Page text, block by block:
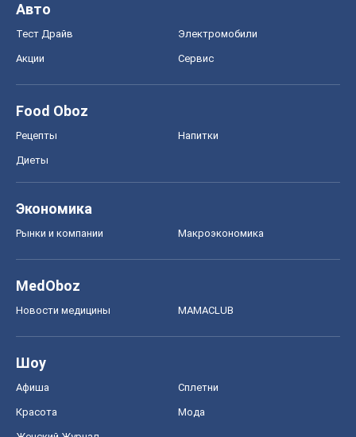
Авто
Тест Драйв Электромобили
Акции Сервис
Food Oboz
Рецепты Напитки
Диеты
Экономика
Рынки и компании Mакроэкономика
MedOboz
Новости медицины MAMACLUB
Шоу
Афиша Сплетни
Красота Мода